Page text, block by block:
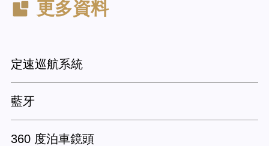
更多資料
定速巡航系統
藍牙
360 度泊車鏡頭